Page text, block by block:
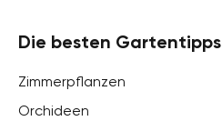
Die besten Gartentipps
Zimmerpflanzen
Orchideen